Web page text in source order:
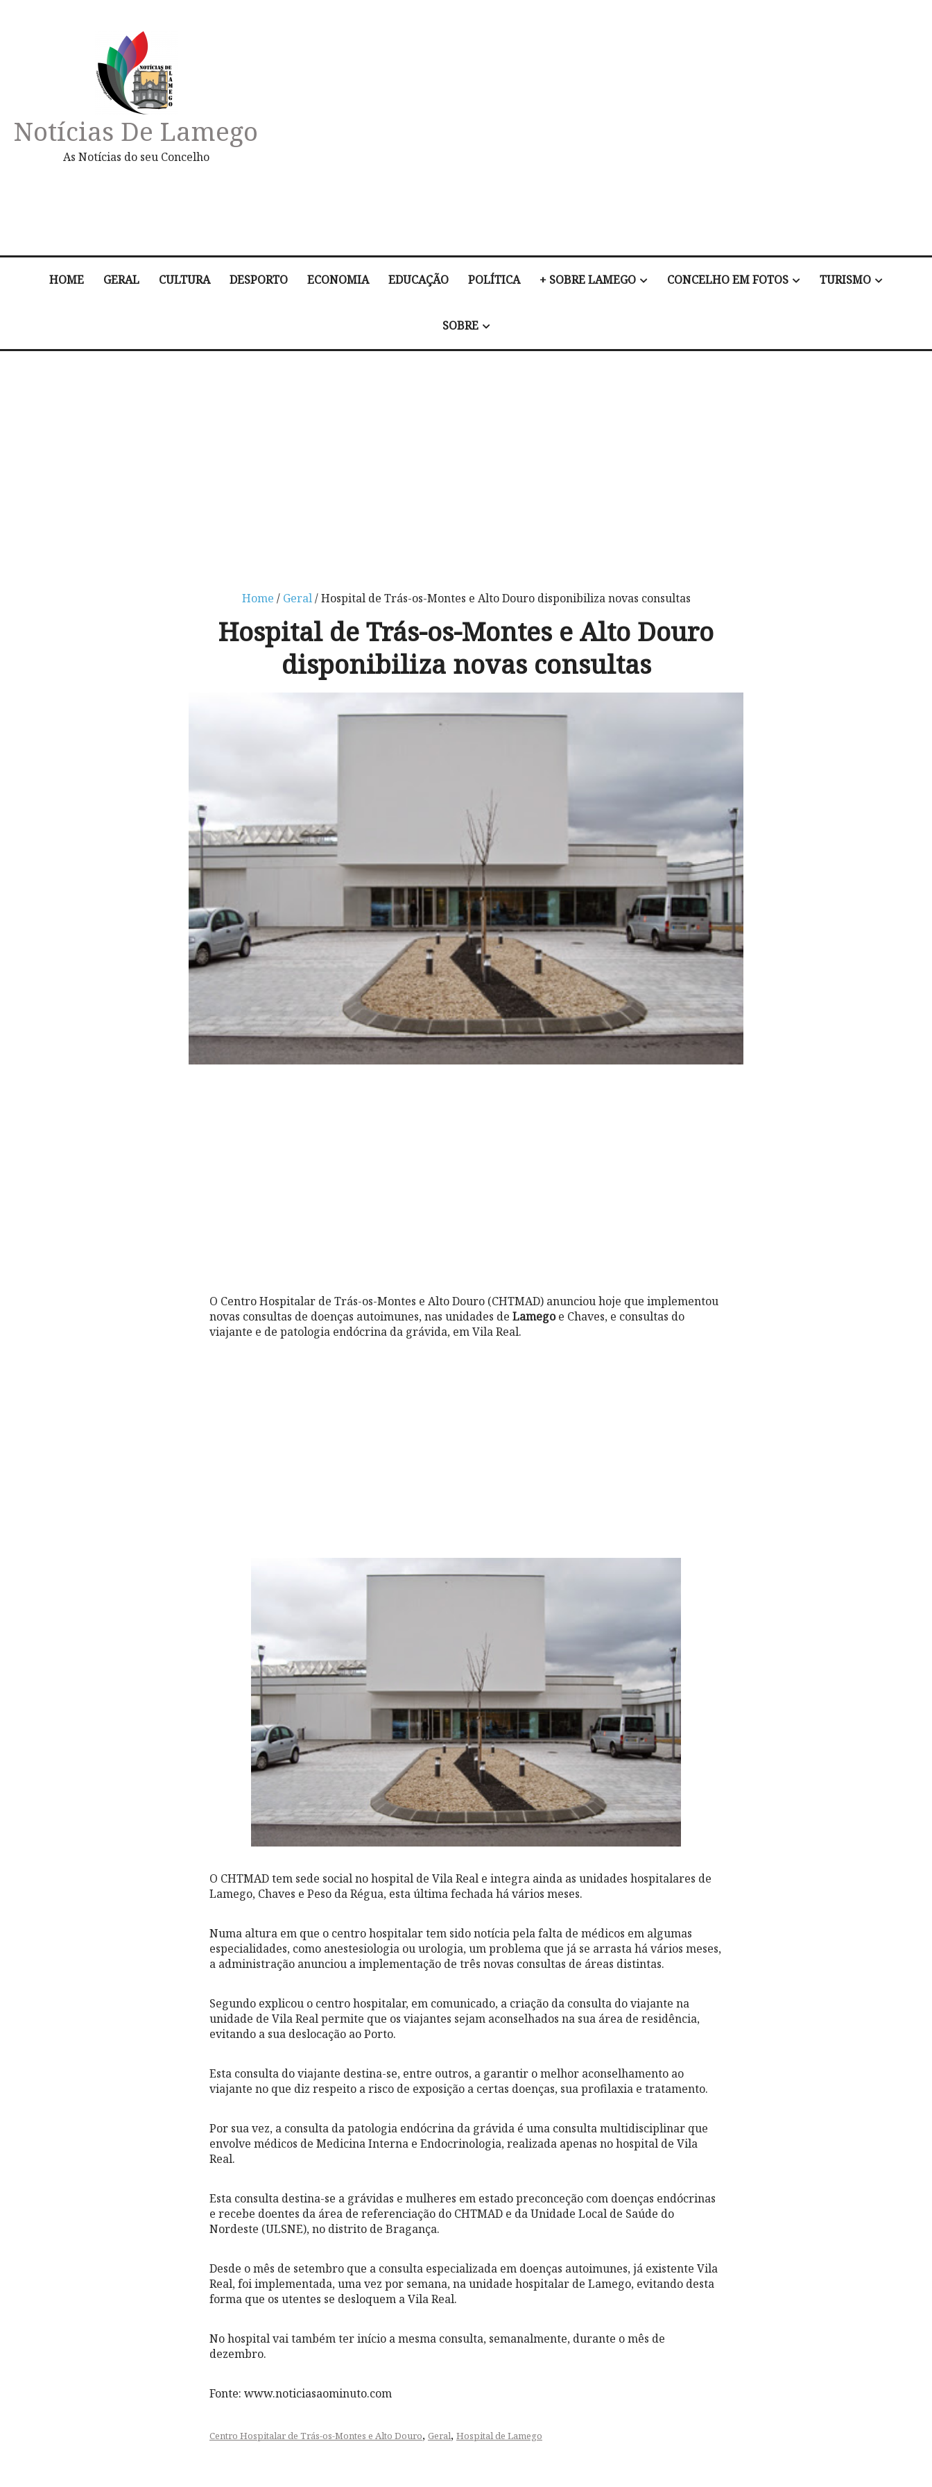
Notícias De Lamego
As Notícias do seu Concelho
HOME GERAL CULTURA DESPORTO ECONOMIA EDUCAÇÃO POLÍTICA + SOBRE LAMEGO CONCELHO EM FOTOS TURISMO
SOBRE
Home / Geral/ Hospital de Trás-os-Montes e Alto Douro disponibiliza novas consultas
Hospital de Trás-os-Montes e Alto Douro
disponibiliza novas consultas
O Centro Hospitalar de Trás-os-Montes e Alto Douro (CHTMAD) anunciou hoje que implementou
novas consultas de doenças autoimunes, nas unidades de Lamegoe Chaves, e consultas do
viajante e de patologia endócrina da grávida, em Vila Real.
O CHTMAD tem sede social no hospital de Vila Real e integra ainda as unidades hospitalares de
Lamego, Chaves e Peso da Régua, esta última fechada há vários meses.
Numa altura em que o centro hospitalar tem sido notícia pela falta de médicos em algumas
especialidades, como anestesiologia ou urologia, um problema que já se arrasta há vários meses,
a administração anunciou a implementação de três novas consultas de áreas distintas.
Segundo explicou o centro hospitalar, em comunicado, a criação da consulta do viajante na
unidade de Vila Real permite que os viajantes sejam aconselhados na sua área de residência,
evitando a sua deslocação ao Porto.
Esta consulta do viajante destina-se, entre outros, a garantir o melhor aconselhamento ao
viajante no que diz respeito a risco de exposição a certas doenças, sua profilaxia e tratamento.
Por sua vez, a consulta da patologia endócrina da grávida é uma consulta multidisciplinar que
envolve médicos de Medicina Interna e Endocrinologia, realizada apenas no hospital de Vila
Real.
Esta consulta destina-se a grávidas e mulheres em estado preconceção com doenças endócrinas
e recebe doentes da área de referenciação do CHTMAD e da Unidade Local de Saúde do
Nordeste (ULSNE), no distrito de Bragança.
Desde o mês de setembro que a consulta especializada em doenças autoimunes, já existente Vila
Real, foi implementada, uma vez por semana, na unidade hospitalar de Lamego, evitando desta
forma que os utentes se desloquem a Vila Real.
No hospital vai também ter início a mesma consulta, semanalmente, durante o mês de
dezembro.
Fonte: www.noticiasaominuto.com
Centro Hospitalar de Trás-os-Montes e Alto Douro, Geral, Hospital de Lamego